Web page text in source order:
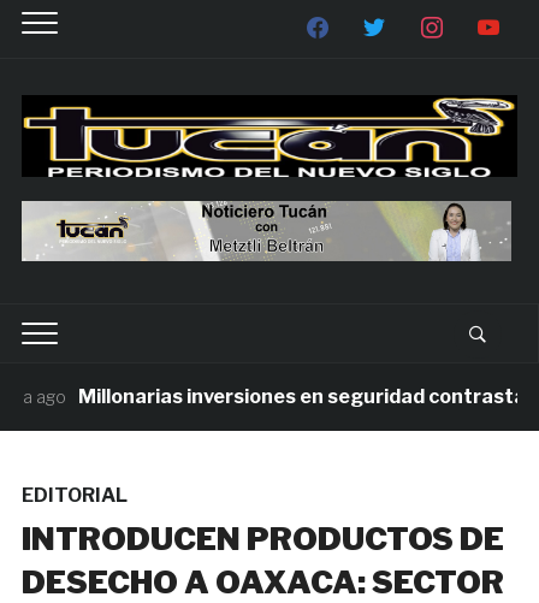
ago Millonarias inversiones en seguridad contrastan
EDITORIAL
INTRODUCEN PRODUCTOS DE
DESECHO A OAXACA: SECTOR